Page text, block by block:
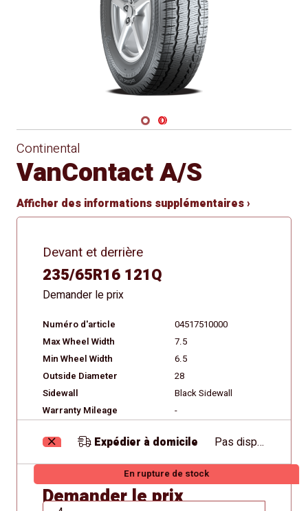
Navigate 1
Navigate 2
Continental
VanContact A/S
Afficher des informations supplémentaires ›
Devant et derrière
235/65R16 121Q
Demander le prix
Numéro d'article
04517510000
Max Wheel Width
7.5
Min Wheel Width
6.5
Outside Diameter
28
Sidewall
Black Sidewall
Warranty Mileage
-
Expédier à domicile Pas disponible
En rupture de stock
Demander le prix